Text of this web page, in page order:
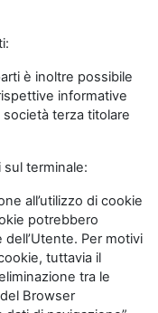
è inoltre possibile
informative
terza titolare
sul terminale:
all’utilizzo di cookie
potrebbero
Per motivi
tuttavia il
tra le
Browser